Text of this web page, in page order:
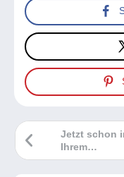
Jetzt schon
Ihrem